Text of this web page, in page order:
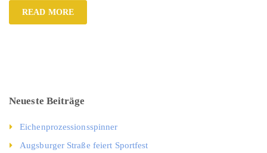
READ MORE
Neueste Beiträge
Eichenprozessionsspinner
Augsburger Straße feiert Sportfest